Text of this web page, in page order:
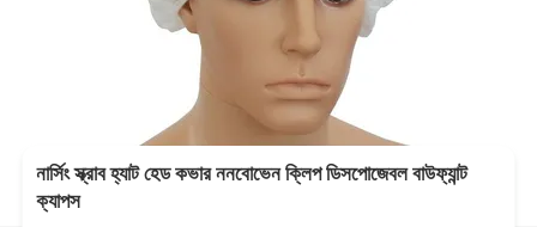
নার্সিং স্ক্রাব হ্যাট হেড কভার ননবোভেন ক্লিপ ডিসপোজেবল বাউফ্যান্ট
ক্যাপস